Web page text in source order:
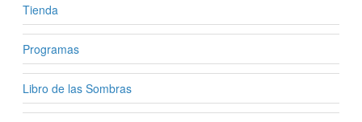
Tienda
Programas
Libro de las Sombras